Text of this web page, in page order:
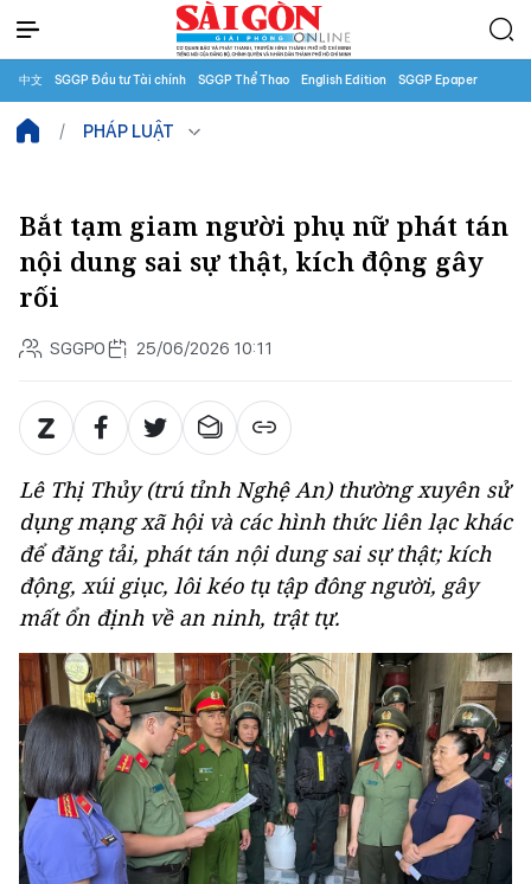
中文 SGGP Đầu tư Tài chính SGGP Thể Thao English Edition SGGP Epaper
PHÁP LUẬT
Bắt tạm giam người phụ nữ phát tán
nội dung sai sự thật, kích động gây
rối
SGGPO 25/06/2026 10:11
Lê Thị Thủy (trú tỉnh Nghệ An) thường xuyên sử
dụng mạng xã hội và các hình thức liên lạc khác
để đăng tải, phát tán nội dung sai sự thật; kích
động, xúi giục, lôi kéo tụ tập đông người, gây
mất ổn định về an ninh, trật tự.